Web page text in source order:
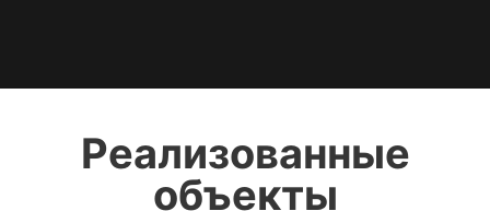
Реализованные
объекты